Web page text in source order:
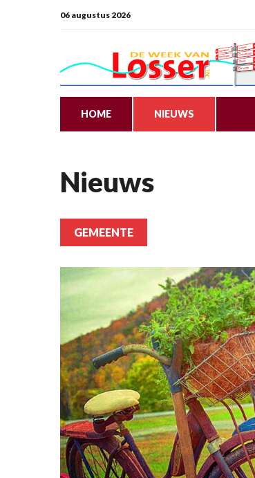
06 augustus 2026
HOME NIEUWS
Nieuws
GEMEENTE